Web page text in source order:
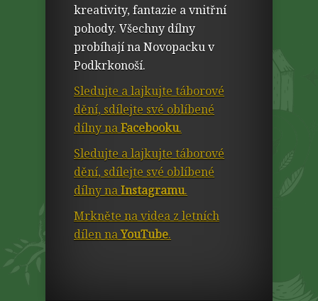
kreativity, fantazie a vnitřní
pohody. Všechny dílny
probíhají na Novopacku v
Podkrkonoší.
Sledujte a lajkujte táborové
dění, sdílejte své oblíbené
dílny naFacebooku.
Sledujte a lajkujte táborové
dění, sdílejte své oblíbené
dílny naInstagramu.
Mrkněte na videa z letních
dílen naYouTube.